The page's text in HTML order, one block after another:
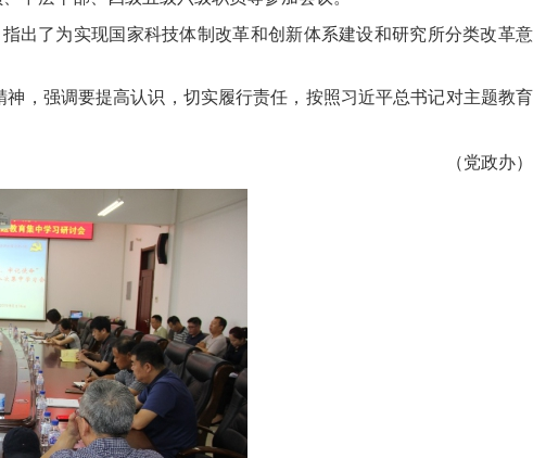
了为实现国家科技体制改革和创新体系建设和研究所分类改革意
，强调要提高认识，切实履行责任，按照习近平总书记对主题教育
（党政办）